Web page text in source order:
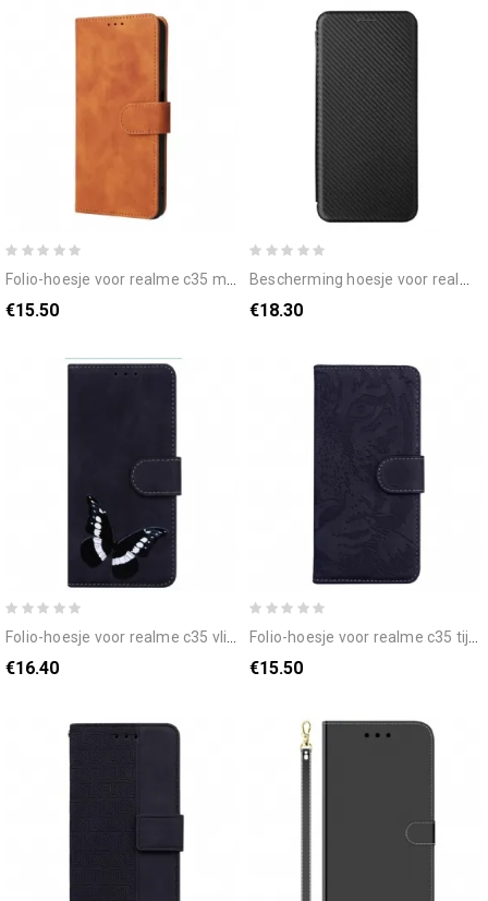
folio-hoesje voor realme c35 met ketting skin-touch-gevoel met bandjes
€15.50
bescherming hoesje voor realme c35 folio-hoesje koolstofvezelring
€18.30
folio-hoesje voor realme c35 vlinderhuid-aanraking
€16.40
folio-hoesje voor realme c35 tijgerafdruk
€15.50